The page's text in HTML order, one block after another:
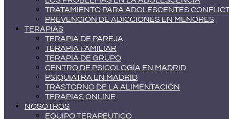
TRATAMIENTO PARA ADOLESCENTES
PREVENCIÓN DE ADICCIONES EN MENORES
TERAPIAS
TERAPIA DE PAREJA
TERAPIA FAMILIAR
TERAPIA DE GRUPO
CENTRO DE PSICOLOGÍA EN MADRID
PSIQUIATRA EN MADRID
TRASTORNO DE LA ALIMENTACIÓN
TERAPIAS ONLINE
NOSOTROS
EQUIPO TERAPEUTICO